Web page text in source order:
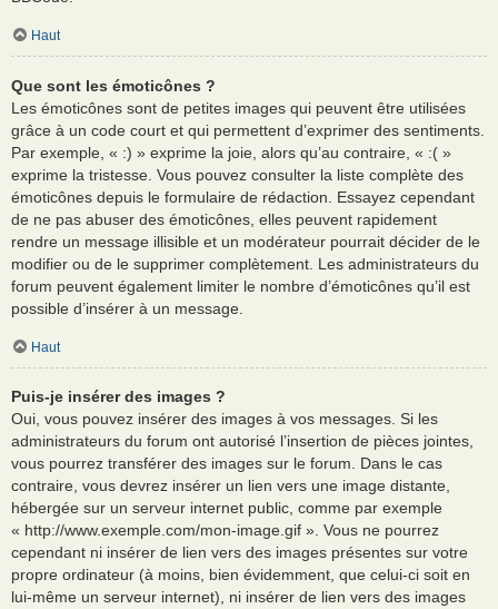
Haut
Que sont les émoticônes ?
Les émoticônes sont de petites images qui peuvent être utilisées
grâce à un code court et qui permettent d’exprimer des sentiments.
Par exemple, « :) » exprime la joie, alors qu’au contraire, « :( »
exprime la tristesse. Vous pouvez consulter la liste complète des
émoticônes depuis le formulaire de rédaction. Essayez cependant
de ne pas abuser des émoticônes, elles peuvent rapidement
rendre un message illisible et un modérateur pourrait décider de le
modifier ou de le supprimer complètement. Les administrateurs du
forum peuvent également limiter le nombre d’émoticônes qu’il est
possible d’insérer à un message.
Haut
Puis-je insérer des images ?
Oui, vous pouvez insérer des images à vos messages. Si les
administrateurs du forum ont autorisé l’insertion de pièces jointes,
vous pourrez transférer des images sur le forum. Dans le cas
contraire, vous devrez insérer un lien vers une image distante,
hébergée sur un serveur internet public, comme par exemple
« http://www.exemple.com/mon-image.gif ». Vous ne pourrez
cependant ni insérer de lien vers des images présentes sur votre
propre ordinateur (à moins, bien évidemment, que celui-ci soit en
lui-même un serveur internet), ni insérer de lien vers des images